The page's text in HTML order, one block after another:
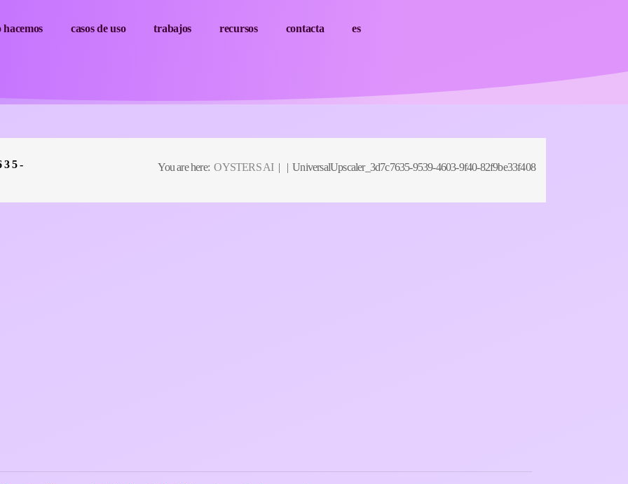
hacemos casos de uso trabajos recursos contacta es
You are here:OYSTERS AI| | UniversalUpscaler_3d7c7635-9539-4603-9f40-82f9be33f408